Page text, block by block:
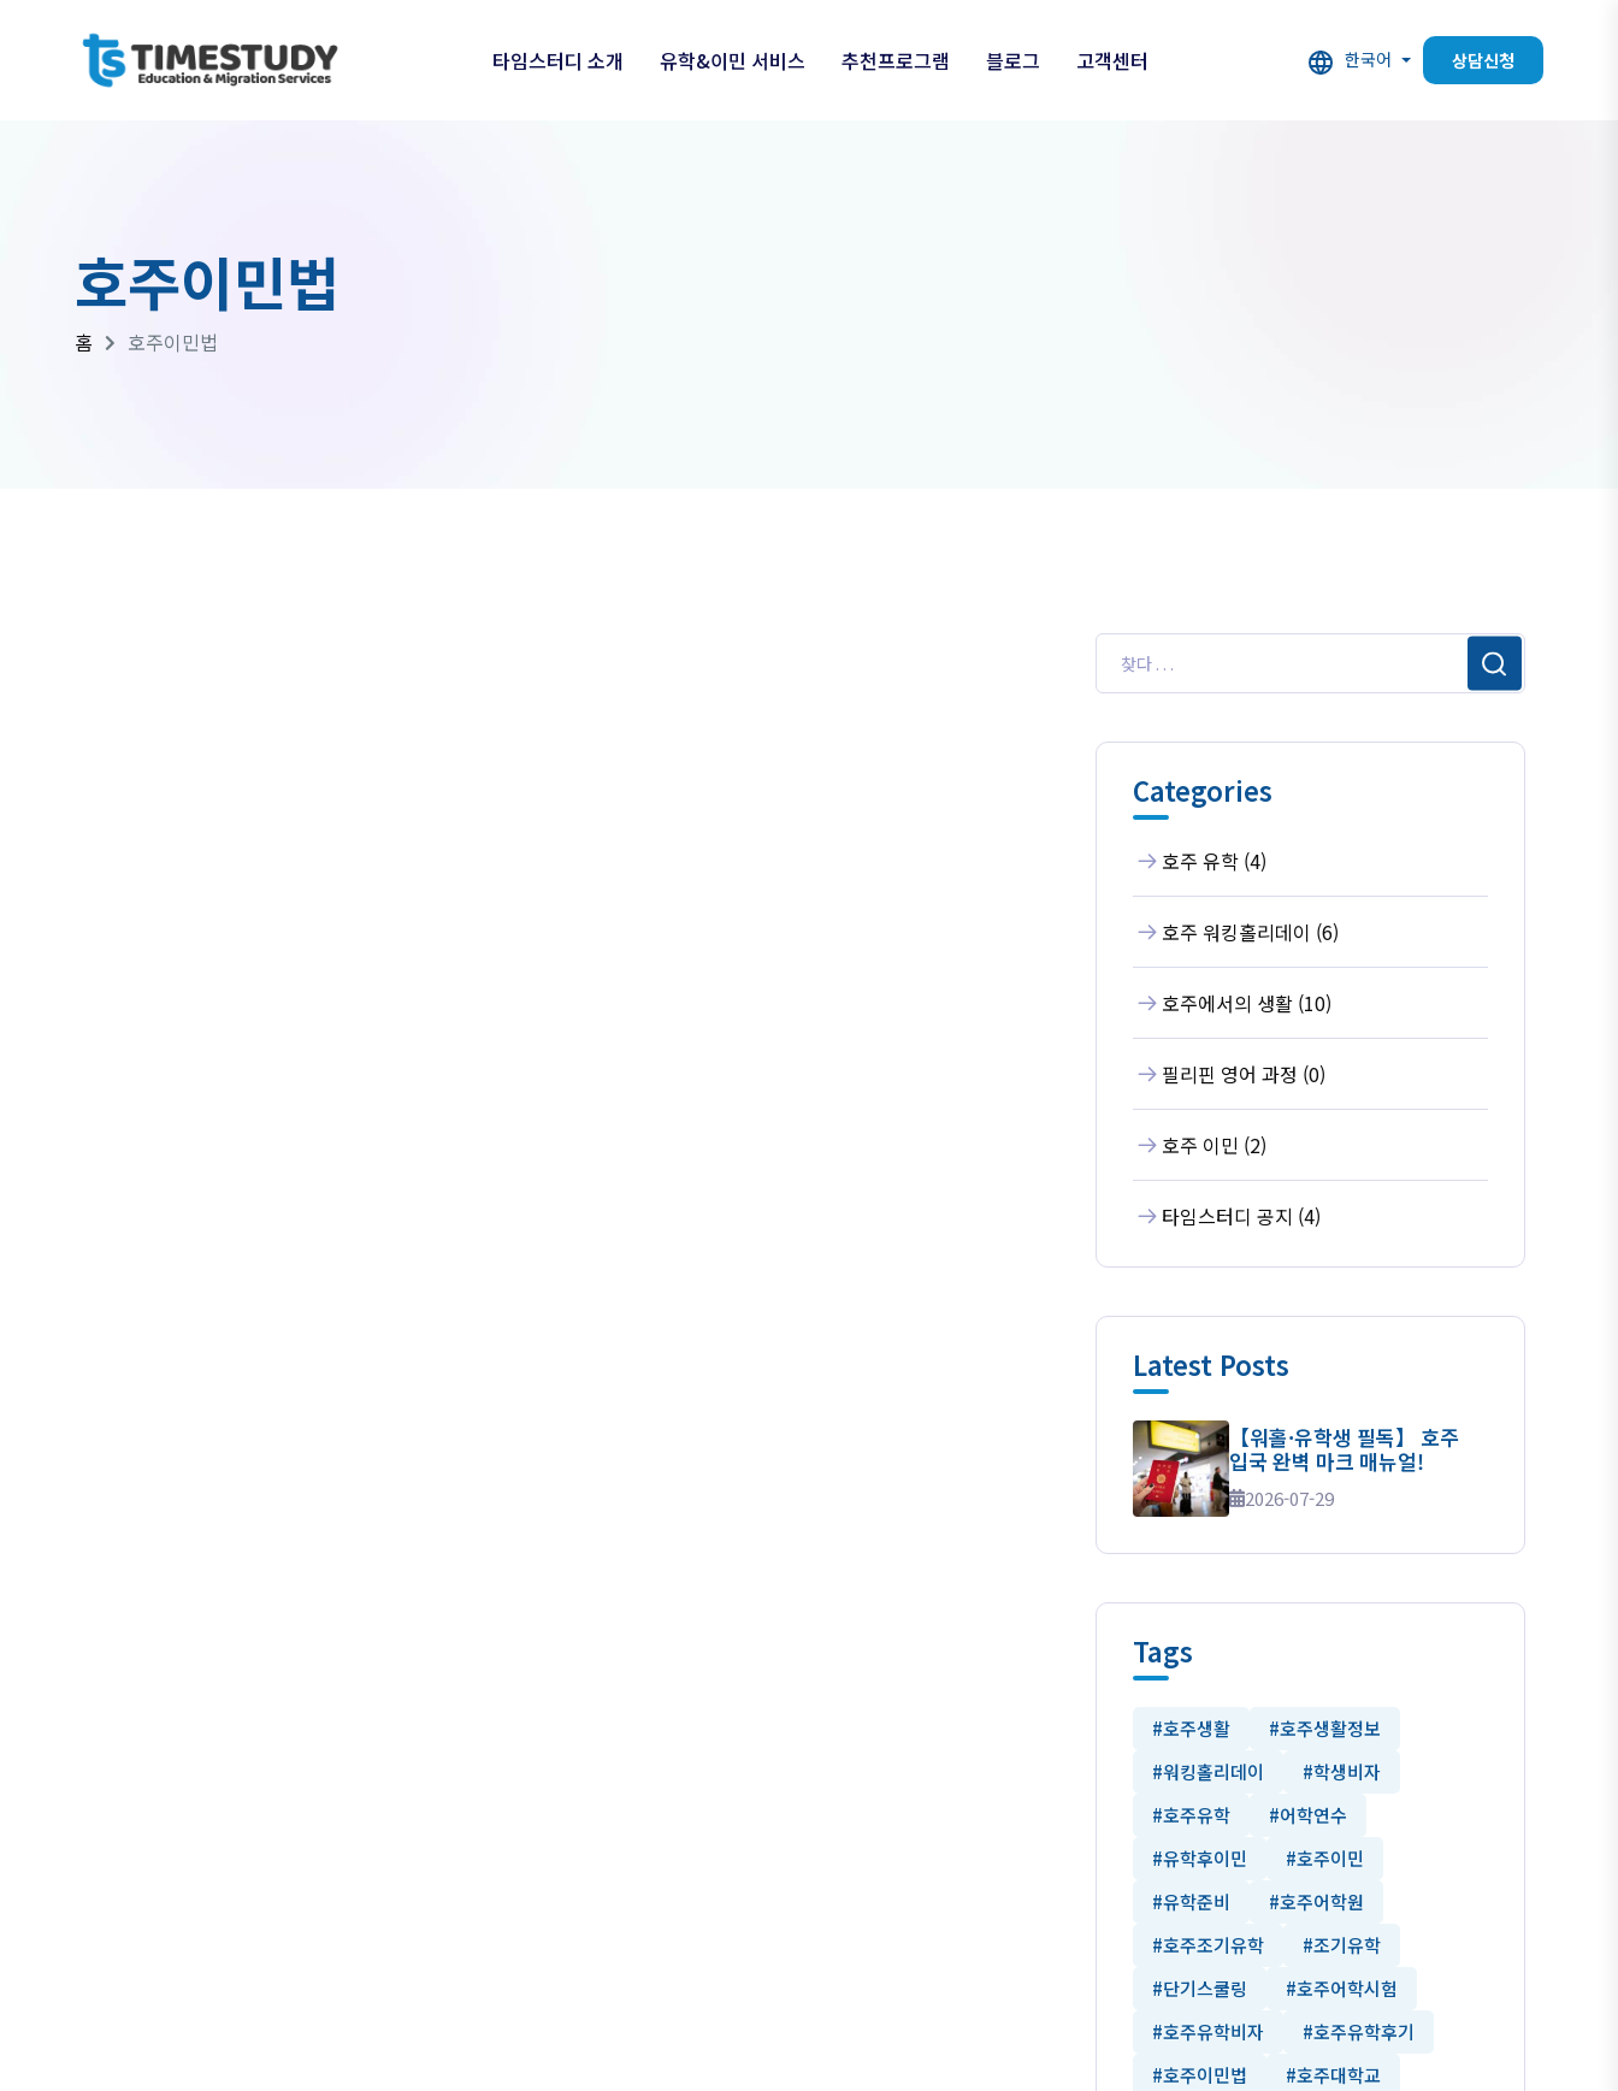
타임스터디 소개 유학&이민 서비스 추천프로그램 블로그 고객센터 한국어 상담신청
호주이민법
홈 호주이민법
Categories
호주 유학 (4)
호주 워킹홀리데이 (6)
호주에서의 생활 (10)
필리핀 영어 과정 (0)
호주 이민 (2)
타임스터디 공지 (4)
Latest Posts
【워홀·유학생 필독】 호주
입국 완벽 마크 매뉴얼!
2026-07-29
Tags
#호주생활
#호주생활정보
#워킹홀리데이
#학생비자
#호주유학
#어학연수
#유학후이민
#호주이민
#유학준비
#호주어학원
#호주조기유학
#조기유학
#단기스쿨링
#호주어학시험
#호주유학비자
#호주유학후기
#호주이민법
#호주대학교